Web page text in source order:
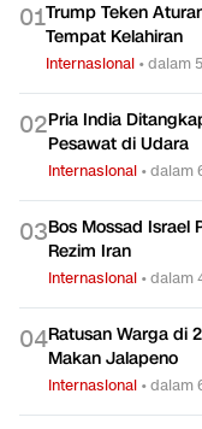
01Trump Teken
Tempat Kelahiran
Internasional •dalam
02Pria India
Pesawat di Udara
Internasional •dalam
03Bos Mossad Israel
Rezim Iran
Internasional •dalam
04Ratusan Warga di
Makan Jalapeno
Internasional •dalam